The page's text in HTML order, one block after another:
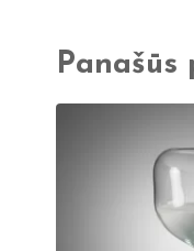
Panašūs